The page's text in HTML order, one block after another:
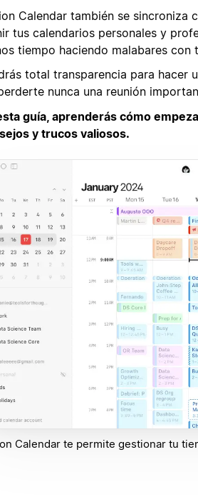
Calendar también se sincroniza
tus calendarios personales y
tiempo haciendo malabares con
total transparencia para hacer
nunca una reunión
guía, aprenderás cómo
y trucos valiosos.
Calendar te permite gestionar tu